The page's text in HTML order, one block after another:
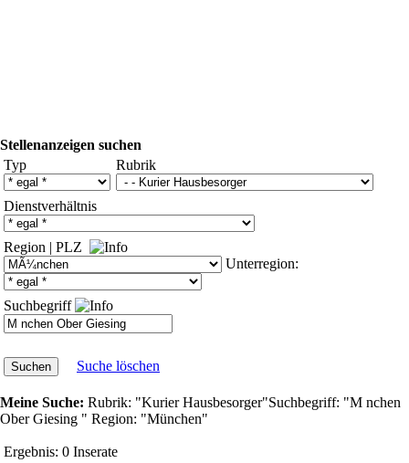
Stellenanzeigen suchen
Typ
Rubrik
Dienstverhältnis
Region | PLZ
Unterregion:
Suchbegriff
Suche löschen
Meine Suche: Rubrik: "Kurier Hausbesorger"Suchbegriff: "M nchen
Ober Giesing " Region: "München"
Ergebnis: 0 Inserate